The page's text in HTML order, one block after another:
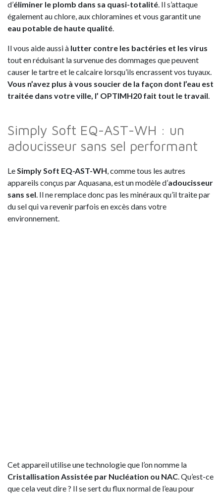
d’éliminer le plomb dans sa quasi-totalité. Il s’attaque
également au chlore, aux chloramines et vous garantit une
eau potable de haute qualité.
Il vous aide aussi à lutter contre les bactéries et les virus
tout en réduisant la survenue des dommages que peuvent
causer le tartre et le calcaire lorsqu’ils encrassent vos tuyaux.
Vous n’avez plus à vous soucier de la façon dont l’eau est
traitée dans votre ville, l’ OPTIMH20 fait tout le travail.
Simply Soft EQ-AST-WH : un
adoucisseur sans sel performant
Le Simply Soft EQ-AST-WH , comme tous les autres
appareils conçus par Aquasana, est un modèle d’adoucisseur
sans sel . Il ne remplace donc pas les minéraux qu’il traite par
du sel qui va revenir parfois en excès dans votre
environnement.
Cet appareil utilise une technologie que l’on nomme la
Cristallisation Assistée par Nucléation ou NAC . Qu’est-ce
que cela veut dire ? Il se sert du flux normal de l’eau pour